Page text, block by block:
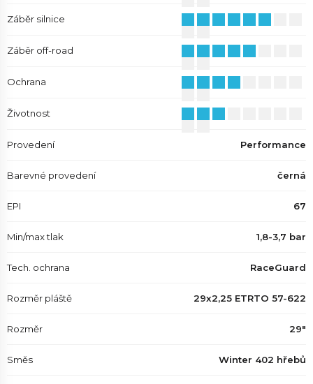
Záběr silnice
Záběr off-road
Ochrana
Životnost
Provedení Performance
Barevné provedení černá
EPI 67
Min/max tlak 1,8-3,7 bar
Tech. ochrana RaceGuard
Rozměr pláště 29x2,25 ETRTO 57-622
Rozměr 29"
Směs Winter 402 hřebů